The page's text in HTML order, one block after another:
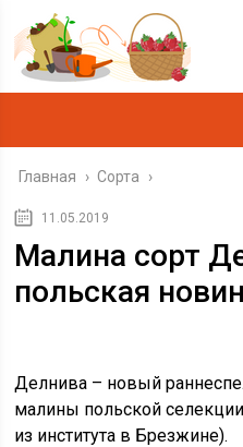
Главная › Сорта ›
11.05.2019
Малина сорт
польская
Делнива – новый
малины польской
из института в Брезжине).